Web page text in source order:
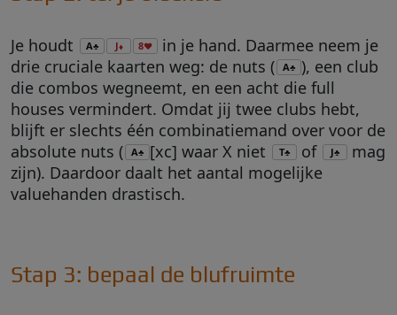
Je houdt A♣ J♦ 8♥
in je hand. Daarmee neem je
drie cruciale kaarten weg: de nuts ( A♣ ), een club
die combos wegneemt, en een acht die full
houses vermindert. Omdat jij twee clubs hebt,
blijft er slechts één combinatiemand over voor de
absolute nuts ( A♣ [xc] waar X niet T♣ of J♣
mag
zijn). Daardoor daalt het aantal mogelijke
valuehanden drastisch.
Stap 3: bepaal de blufruimte